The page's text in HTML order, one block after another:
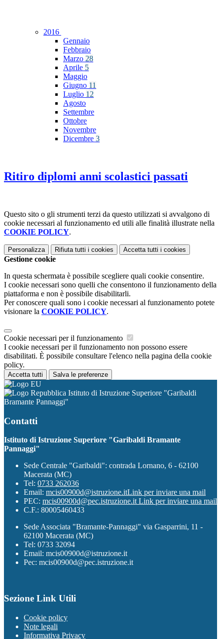
2016
Gennaio
Febbraio
Marzo 28
Aprile 5
Maggio
Giugno 11
Luglio 12
Agosto
Settembre
Ottobre
Novembre
Dicembre 3
Ritiro diplomi anni scolastici passati
Questo sito o gli strumenti terzi da questo utilizzati si avvalgono di
cookie necessari al funzionamento ed utili alle finalità illustrate nella
COOKIE POLICY.
Personalizza Rifiuta tutti i cookies Accetta tutti i cookies
Gestione cookie
In questa schermata è possibile scegliere quali cookie consentire.
I cookie necessari sono quelli che consentono il funzionamento della
piattaforma e non è possibile disabilitarli.
Per conoscere quali sono i cookie necessari al funzionamento potete
visionare la COOKIE POLICY.
Cookie necessari per il funzionamento
I cookie necessari per il funzionamento non possono essere
disabilitati. È possibile consultare l'elenco nella pagina della cookie
policy.
Accetta tutti Salva le preferenze
Istituto di Istruzione Superiore "Garibaldi
Bramante Pannaggi"
Contatti
Istituto di Istruzione Superiore "Garibaldi Bramante
Pannaggi"
Sede Centrale "Garibaldi": contrada Lornano, 6 - 62100
Macerata (MC)
Tel: 0733 262036
Email: mcis00900d@istruzione.itLink per inviare una mail
PEC: mcis00900d@pec.istruzione.it Link per inviare una mail
C.F.: 80005460433
Sede Associata "Bramante-Pannaggi" via Gasparrini, 11 -
62100 Macerata (MC)
Tel: 0733 32094
Email: mcis00900d@istruzione.it
Pec: mcis00900d@pec.istruzione.it
Sezione Link Utili
Cookie policy
Note legali
Informativa Privacy